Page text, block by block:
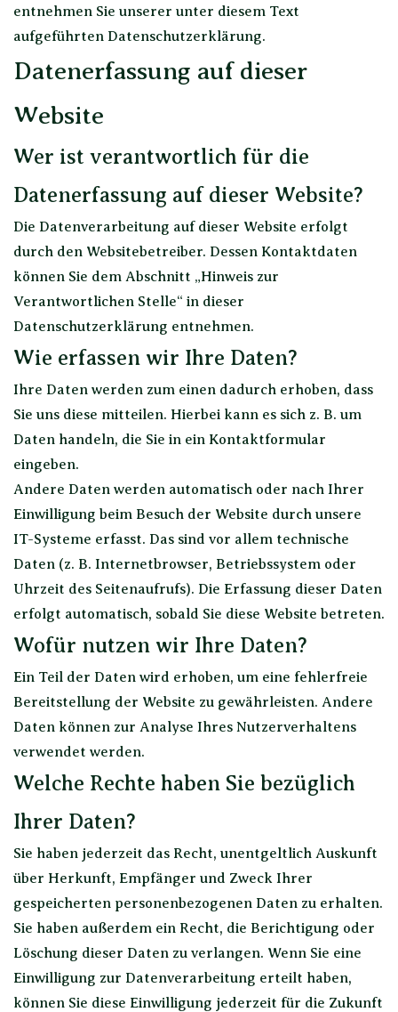
entnehmen Sie unserer unter diesem Text
aufgeführten Datenschutzerklärung.
Datenerfassung auf dieser
Website
Wer ist verantwortlich für die
Datenerfassung auf dieser Website?
Die Datenverarbeitung auf dieser Website erfolgt
durch den Websitebetreiber. Dessen Kontaktdaten
können Sie dem Abschnitt „Hinweis zur
Verantwortlichen Stelle“ in dieser
Datenschutzerklärung entnehmen.
Wie erfassen wir Ihre Daten?
Ihre Daten werden zum einen dadurch erhoben, dass
Sie uns diese mitteilen. Hierbei kann es sich z. B. um
Daten handeln, die Sie in ein Kontaktformular
eingeben.
Andere Daten werden automatisch oder nach Ihrer
Einwilligung beim Besuch der Website durch unsere
IT-Systeme erfasst. Das sind vor allem technische
Daten (z. B. Internetbrowser, Betriebssystem oder
Uhrzeit des Seitenaufrufs). Die Erfassung dieser Daten
erfolgt automatisch, sobald Sie diese Website betreten.
Wofür nutzen wir Ihre Daten?
Ein Teil der Daten wird erhoben, um eine fehlerfreie
Bereitstellung der Website zu gewährleisten. Andere
Daten können zur Analyse Ihres Nutzerverhaltens
verwendet werden.
Welche Rechte haben Sie bezüglich
Ihrer Daten?
Sie haben jederzeit das Recht, unentgeltlich Auskunft
über Herkunft, Empfänger und Zweck Ihrer
gespeicherten personenbezogenen Daten zu erhalten.
Sie haben außerdem ein Recht, die Berichtigung oder
Löschung dieser Daten zu verlangen. Wenn Sie eine
Einwilligung zur Datenverarbeitung erteilt haben,
können Sie diese Einwilligung jederzeit für die Zukunft